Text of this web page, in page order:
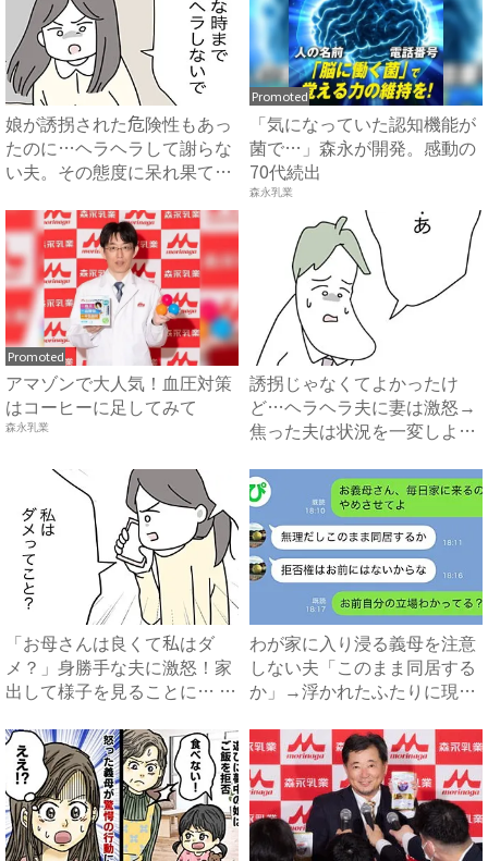
娘が誘拐された危険性もあっ
たのに…ヘラヘラして謝らな
い夫。その態度に呆れ果て
Promoted
「気になっていた認知機能が
菌で…」森永が開発。感動の
70代続出
森永乳業
Promoted
アマゾンで大人気！血圧対策
はコーヒーに足してみて
森永乳業
誘拐じゃなくてよかったけ
ど…ヘラヘラ夫に妻は激怒→
焦った夫は状況を一変しよう
「お母さんは良くて私はダ
メ？」身勝手な夫に激怒！家
出して様子を見ることに… #
わが家に入り浸る義母を注意
しない夫「このまま同居する
か」→浮かれたふたりに現実